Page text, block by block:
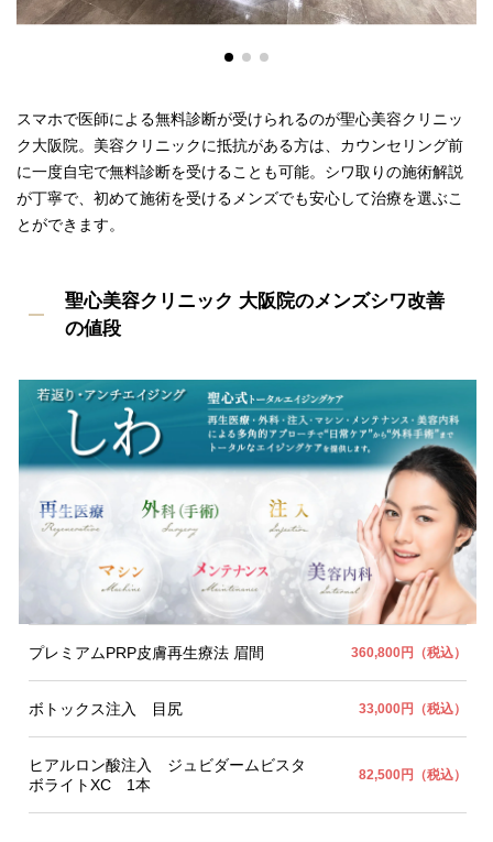
スマホで医師による無料診断が受けられるのが聖心美容クリニッ
ク大阪院。美容クリニックに抵抗がある方は、カウンセリング前
に一度自宅で無料診断を受けることも可能。シワ取りの施術解説
が丁寧で、初めて施術を受けるメンズでも安心して治療を選ぶこ
とができます。
聖心美容クリニック 大阪院のメンズシワ改善
の値段
プレミアムPRP皮膚再生療法 眉間 360,800円（税込）
ボトックス注入 目尻 33,000円（税込）
ヒアルロン酸注入 ジュビダームビスタ
ボライトXC 1本
82,500円（税込）